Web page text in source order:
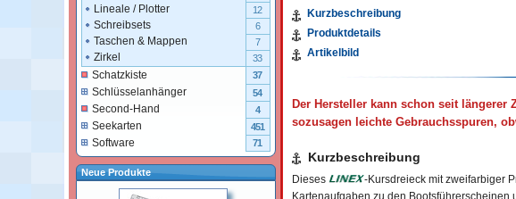
Kurzbeschreibung
Produktdetails
Artikelbild
Der Hersteller kann schon seit längerer
sozusagen leichte Gebrauchsspuren,
Kurzbeschreibung
Dieses
-Kursdreieck mit zweifarbiger
Kartenaufgaben zu den Bootsführerscheinen
Lineale / Plotter 12
Schreibsets 6
Taschen & Mappen 7
Zirkel 33
Schatzkiste 37
Schlüsselanhänger 54
Second-Hand 4
Seekarten 451
Software 71
Neue Produkte